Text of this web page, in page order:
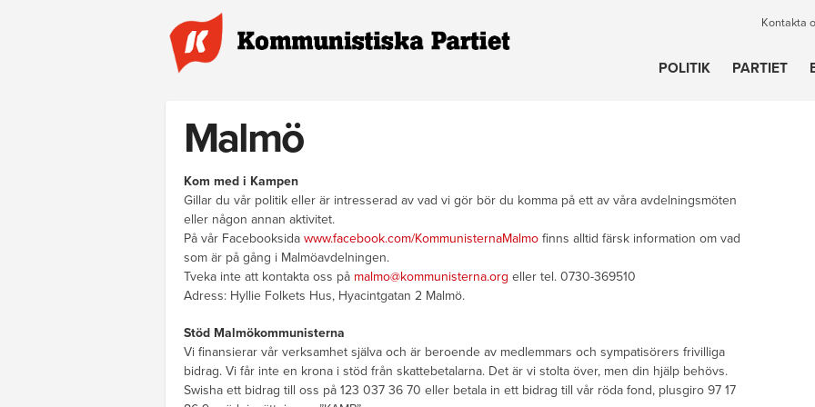
Kontakta
POLITIK PARTIET
Malmö
Kom med i Kampen
Gillar du vår politik eller är intresserad av vad vi gör bör du komma på ett av våra avdelningsmöten
eller någon annan aktivitet.
På vår Facebooksida www.facebook.com/KommunisternaMalmo finns alltid färsk information om vad
som är på gång i Malmöavdelningen.
Tveka inte att kontakta oss på malmo@kommunisterna.org eller tel. 0730-369510
Adress: Hyllie Folkets Hus, Hyacintgatan 2 Malmö.
Stöd Malmökommunisterna
Vi finansierar vår verksamhet själva och är beroende av medlemmars och sympatisörers frivilliga
bidrag. Vi får inte en krona i stöd från skattebetalarna. Det är vi stolta över, men din hjälp behövs.
Swisha ett bidrag till oss på 123 037 36 70 eller betala in ett bidrag till vår röda fond, plusgiro 97 17